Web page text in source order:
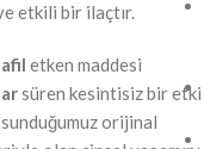
etkili bir ilaçtır.
etken maddesi
süren kesintisiz bir etki
orijinal